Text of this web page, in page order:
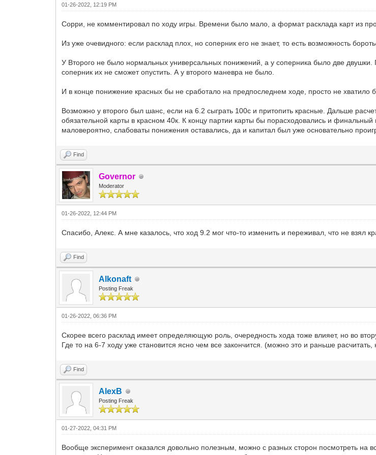
01-26-2022, 12:19 PM
Сорри, не комментировал по ходу игры. Времени было мало, а формат расклада карт из
Из уже очевидного: если расклад плох, но соперник его не знает, то есть возможность
У Второго не было нормальных универсальных понижений, а у соперника было две двушки.
соперник их не сможет опустить. А у второго маневра не было.
И в конце понижение красных бы не сработало на предпоследнем ходе, просто не хватило
Возможно у второго был шанс, если на 6.2 сыграть 100с и притопить красные. Дальше
обязательной карты в красном 40к. К концу партии карты бы порасходовались и
маловероятно, слабоваты понижения оставались, да и капитал был уже основательно
Find
Governor
Moderator
01-26-2022, 12:44 PM
Спасибо, Алекс. А мне казалось, что ход 9.2 мог что-то изменить и переживал, что не взял
Find
Alkonaft
Posting Freak
01-26-2022, 06:36 PM
Скорее всего расклад имеет определяющую роль, очередность хода тоже влияет, но во
Где то на 6-7 ходу уже становится ясно чем все закончится. (можно это и раньше расчитать,
Find
AlexB
Posting Freak
01-27-2022, 04:31 PM
Вообще эксперимент оказался довольно полезным, можно с разных сторон посмотреть на